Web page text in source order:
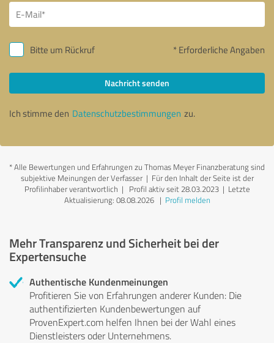
Bitte um Rückruf * Erforderliche Angaben
Nachricht senden
Ich stimme den Datenschutzbestimmungen zu.
*Alle Bewertungen und Erfahrungen zu Thomas Meyer Finanzberatung sind
subjektive Meinungen der Verfasser | Für den Inhalt der Seite ist der
Profilinhaber verantwortlich | Profil aktiv seit 28.03.2023 | Letzte
Aktualisierung: 08.08.2026| Profil melden
Mehr Transparenz und Sicherheit bei der
Expertensuche
Authentische Kundenmeinungen
Profitieren Sie von Erfahrungen anderer Kunden: Die
authentifizierten Kundenbewertungen auf
ProvenExpert.com helfen Ihnen bei der Wahl eines
Dienstleisters oder Unternehmens.